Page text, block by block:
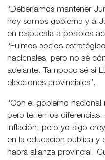
“Deberíamos mantener
hoy somos gobierno y a
en respuesta a posibles
“Fuimos socios
nacionales, pero no sé
adelante. Tampoco sé si
elecciones provinciales”.
“Con el gobierno nacional
pero tenemos diferencias.
inflación, pero yo sigo
en la educación pública y
habrá alianza provincial.